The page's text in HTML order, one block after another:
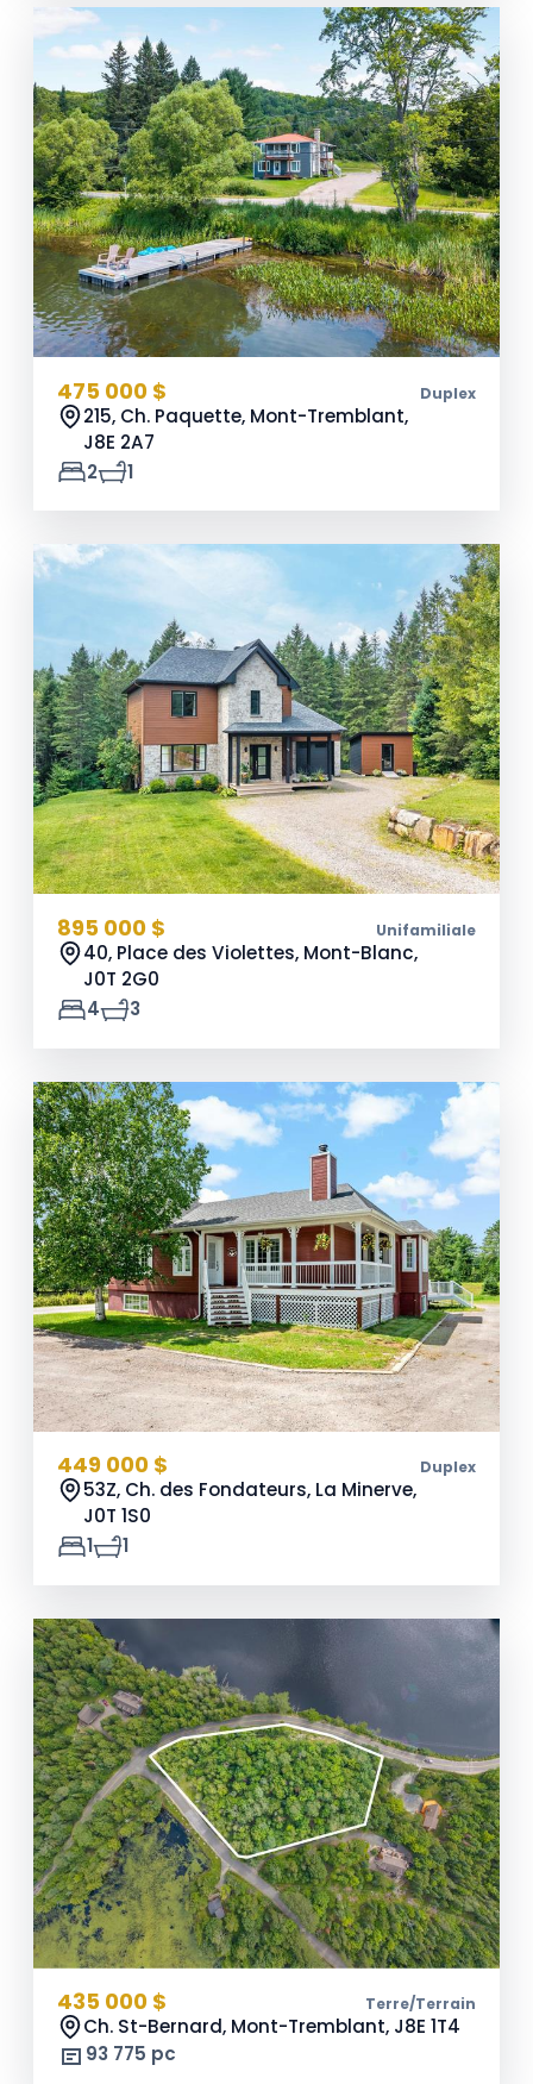
475 000 $ Duplex
215, Ch. Paquette, Mont-Tremblant,
J8E 2A7
2
1
895 000 $ Unifamiliale
40, Place des Violettes, Mont-Blanc,
J0T 2G0
4
3
449 000 $ Duplex
53Z, Ch. des Fondateurs, La Minerve,
J0T 1S0
1
1
435 000 $ Terre/Terrain
Ch. St-Bernard, Mont-Tremblant, J8E 1T4
93 775 pc